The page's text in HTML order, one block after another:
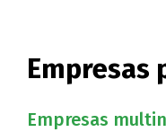
Empresas
Empresas